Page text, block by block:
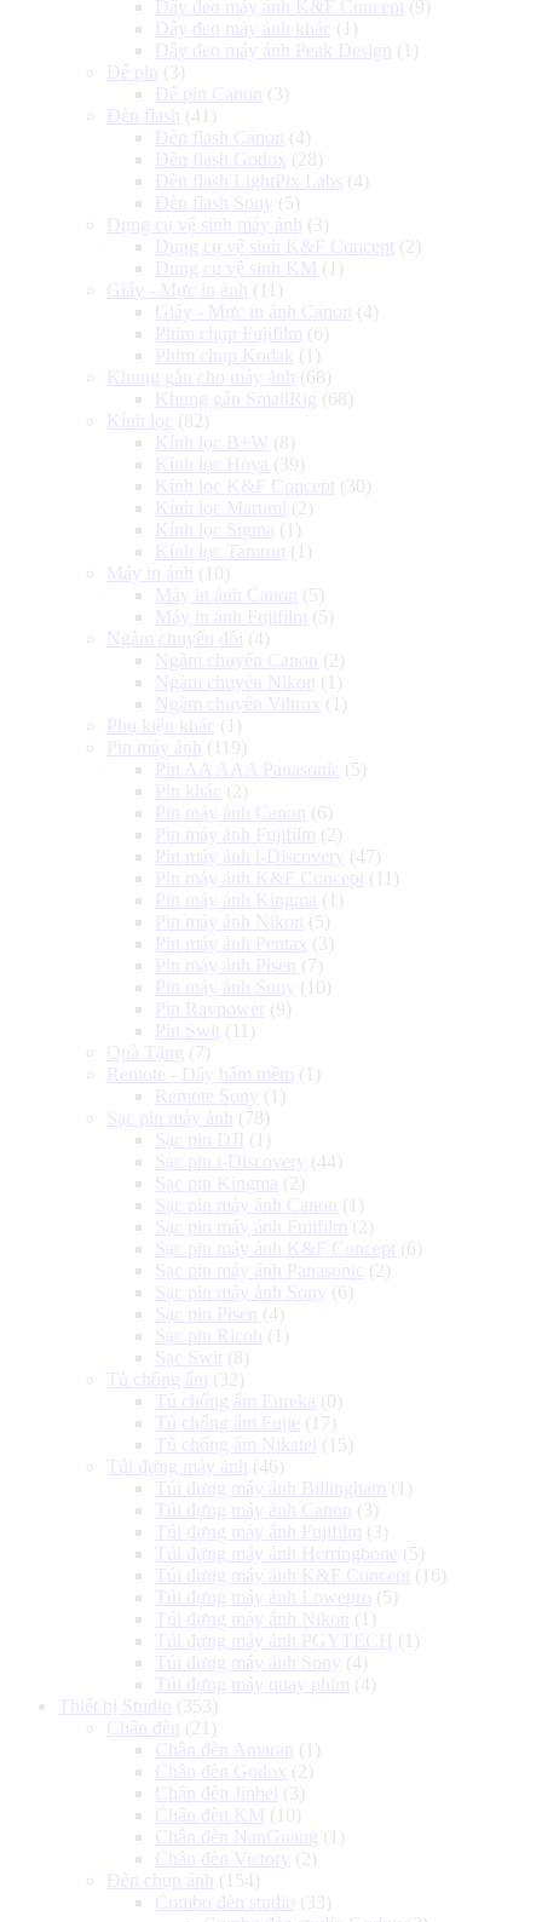
Dây đeo máy ảnh K&F Concept (9)
Dây đeo máy ảnh khác (1)
Dây đeo máy ảnh Peak Design
(1)
Đế pin
(3)
Đế pin Canon
(3)
Đèn flash
(41)
Đèn flash Canon
(4)
Đèn flash Godox (28)
Đèn flash LightPix Labs (4)
Đèn flash Sony (5)
Dụng cụ vệ sinh máy ảnh
(3)
Dụng cụ vệ sinh K&F Concept (2)
Dụng cụ vệ sinh KM (1)
Giấy - Mực in ảnh
(11)
Giấy - Mực in ảnh Canon
(4)
Phim chụp Fujifilm (6)
Phim chụp Kodak (1)
Khung gắn cho máy ảnh
(68)
Khung gắn SmallRig (68)
Kính lọc (82)
Kính lọc B+W (8)
Kính lọc Hoya (39)
Kính lọc K&F Concept (30)
Kính lọc Marumi (2)
Kính lọc Sigma (1)
Kính lọc Tamron
(1)
Máy in ảnh
(10)
Máy in ảnh Canon
(5)
Máy in ảnh Fujifilm (5)
Ngàm chuyển đổi (4)
Ngàm chuyển Canon
(2)
Ngàm chuyển Nikon
(1)
Ngàm chuyển Viltrox (1)
Phụ kiện khác (1)
Pin máy ảnh
(119)
Pin AA AAA Panasonic (5)
Pin khác (2)
Pin máy ảnh Canon
(6)
Pin máy ảnh Fujifilm (2)
Pin máy ảnh i-Discovery (47)
Pin máy ảnh K&F Concept (11)
Pin máy ảnh Kingma (1)
Pin máy ảnh Nikon
(5)
Pin máy ảnh Pentax (3)
Pin máy ảnh Pisen
(7)
Pin máy ảnh Sony (10)
Pin Ravpower
(9)
Pin Swit (11)
Quà Tặng (7)
Remote - Dây bấm mềm (1)
Remote Sony (1)
Sạc pin máy ảnh
(78)
Sạc pin DJI (1)
Sạc pin i-Discovery (44)
Sạc pin Kingma (2)
Sạc pin máy ảnh Canon
(1)
Sạc pin máy ảnh Fujifilm (2)
Sạc pin máy ảnh K&F Concept (6)
Sạc pin máy ảnh Panasonic (2)
Sạc pin máy ảnh Sony (6)
Sạc pin Pisen
(4)
Sạc pin Ricoh
(1)
Sạc Swit (8)
Tủ chống ẩm (32)
Tủ chống ẩm Eureka (0)
Tủ chống ẩm Fujie (17)
Tủ chống ẩm Nikatei (15)
Túi đựng máy ảnh
(46)
Túi đựng máy ảnh Billingham (1)
Túi đựng máy ảnh Canon
(3)
Túi đựng máy ảnh Fujifilm (3)
Túi đựng máy ảnh Herringbone (5)
Túi đựng máy ảnh K&F Concept (16)
Túi đựng máy ảnh Lowepro (5)
Túi đựng máy ảnh Nikon
(1)
Túi đựng máy ảnh PGYTECH
(1)
Túi đựng máy ảnh Sony (4)
Túi đựng máy quay phim (4)
Thiết bị Studio (353)
Chân đèn
(21)
Chân đèn Amaran
(1)
Chân đèn Godox (2)
Chân đèn Jinbei (3)
Chân đèn KM (10)
Chân đèn NanGuang (1)
Chân đèn Victory (2)
Đèn chụp ảnh
(154)
Combo đèn studio (33)